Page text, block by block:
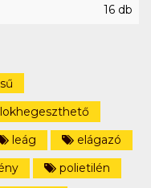
16 db
leág
elágazó
polietilén